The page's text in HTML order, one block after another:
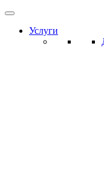
Услуги